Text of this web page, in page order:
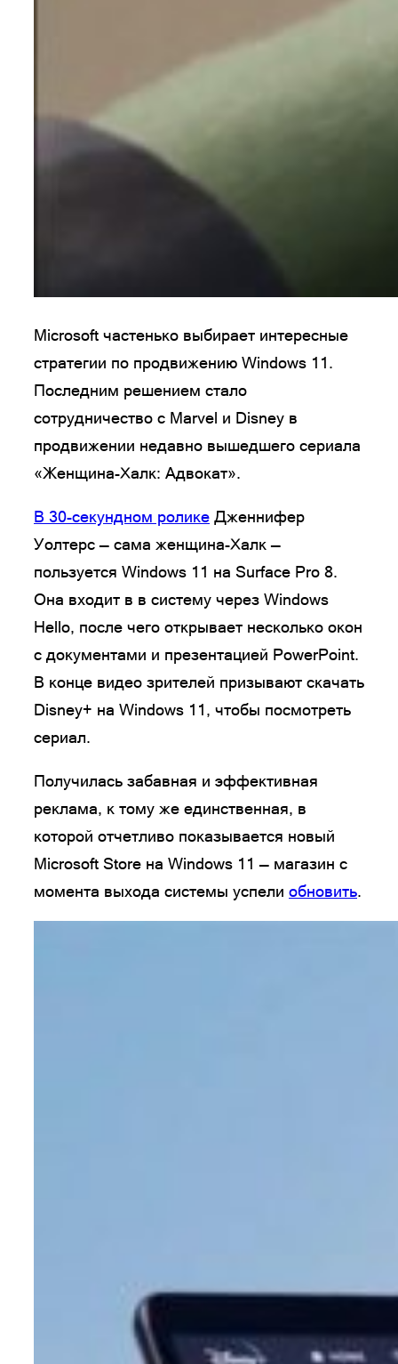
Microsoft частенько выбирает интересные
стратегии по продвижению Windows 11.
Последним решением стало
сотрудничество с Marvel и Disney в
продвижении недавно вышедшего сериала
«Женщина-Халк: Адвокат».
В 30-секундном ролике Дженнифер
Уолтерс — сама женщина-Халк —
пользуется Windows 11 на Surface Pro 8.
Она входит в в систему через Windows
Hello, после чего открывает несколько окон
с документами и презентацией PowerPoint.
В конце видео зрителей призывают скачать
Disney+ на Windows 11, чтобы посмотреть
сериал.
Получилась забавная и эффективная
реклама, к тому же единственная, в
которой отчетливо показывается новый
Microsoft Store на Windows 11 — магазин с
момента выхода системы успели обновить.